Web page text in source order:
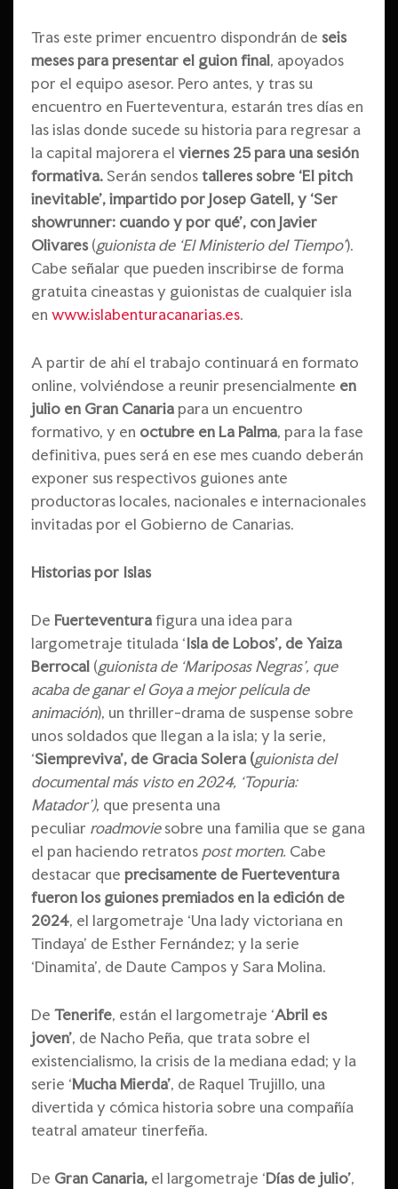
Tras este primer encuentro dispondrán de seis
meses para presentar el guion final, apoyados
por el equipo asesor. Pero antes, y tras su
encuentro en Fuerteventura, estarán tres días en
las islas donde sucede su historia para regresar a
la capital majorera el viernes 25 para una sesión
formativa.Serán sendostalleres sobre ‘El pitch
inevitable’, impartido por Josep Gatell, y ‘Ser
showrunner: cuando y por qué’, con Javier
Olivares(guionista de ‘El Ministerio del Tiempo’).
Cabe señalar que pueden inscribirse de forma
gratuita cineastas y guionistas de cualquier isla
en www.islabenturacanarias.es.
A partir de ahí el trabajo continuará en formato
online, volviéndose a reunir presencialmente en
julio en Gran Canariapara un encuentro
formativo, y en octubre en La Palma, para la fase
definitiva, pues será en ese mes cuando deberán
exponer sus respectivos guiones ante
productoras locales, nacionales e internacionales
invitadas por el Gobierno de Canarias.
Historias por Islas
De Fuerteventurafigura una idea para
largometraje titulada ‘Isla de Lobos’, de Yaiza
Berrocal(guionista de ‘Mariposas Negras’, que
acaba de ganar el Goya a mejor película de
animación), un thriller-drama de suspense sobre
unos soldados que llegan a la isla; y la serie,
‘Siempreviva’, de Gracia Solera (guionista del
documental más visto en 2024, ‘Topuria:
Matador’), que presenta una
peculiar roadmoviesobre una familia que se gana
el pan haciendo retratos post morten. Cabe
destacar que precisamente de Fuerteventura
fueron los guiones premiados en la edición de
2024, el largometraje ‘Una lady victoriana en
Tindaya’ de Esther Fernández; y la serie
‘Dinamita’, de Daute Campos y Sara Molina.
De Tenerife, están el largometraje ‘Abril es
joven’, de Nacho Peña, que trata sobre el
existencialismo, la crisis de la mediana edad; y la
serie ‘Mucha Mierda’, de Raquel Trujillo, una
divertida y cómica historia sobre una compañía
teatral amateur tinerfeña.
De Gran Canaria, el largometraje ‘Días de julio’,